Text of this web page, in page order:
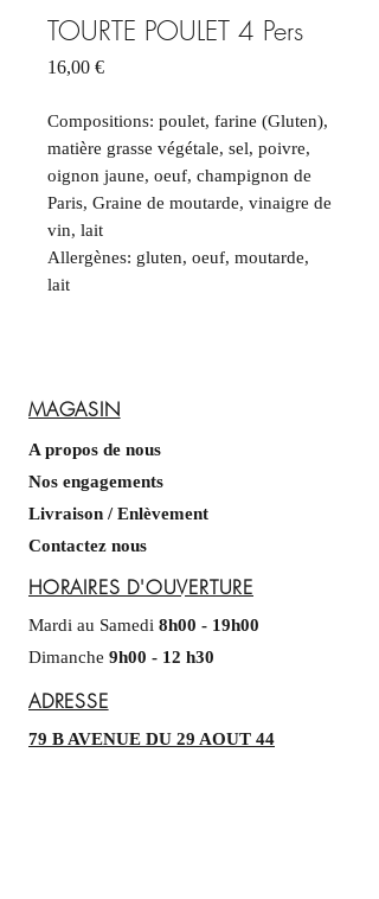
TOURTE POULET 4 Pers
16,00 €Prix
Compositions: poulet, farine (Gluten),
matière grasse végétale, sel, poivre,
oignon jaune, oeuf, champignon de
Paris, Graine de moutarde, vinaigre de
vin, lait
Allergènes: gluten, oeuf, moutarde,
lait
MAGASIN
A propos de nous
Nos engagements
Livraison / Enlèvement
Contactez nous
HORAIRES D'OUVERTURE
Mardi au Samedi 8h00 - 19h00
Dimanche 9h00 - 12 h30
ADRESSE
79 B AVENUE DU 29 AOUT 44